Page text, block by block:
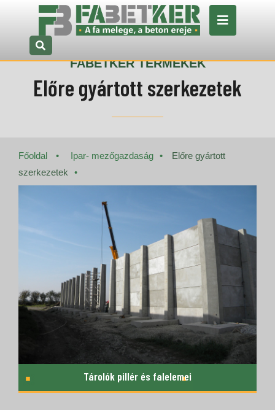
FABETKER TERMÉKEK
Előre gyártott szerkezetek
Főoldal Ipar- mezőgazdaság
Előre gyártott
szerkezetek
Tárolók pillér és falelemei